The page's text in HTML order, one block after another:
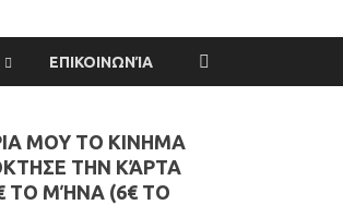
ΕΠΙΚΟΙΝΩΝΊΑ
ΜΟΥ ΤΟ ΚΙΝΗΜΑ
ΤΗΝ ΚΆΡΤΑ
ΤΟ ΜΉΝΑ (6€ ΤΟ